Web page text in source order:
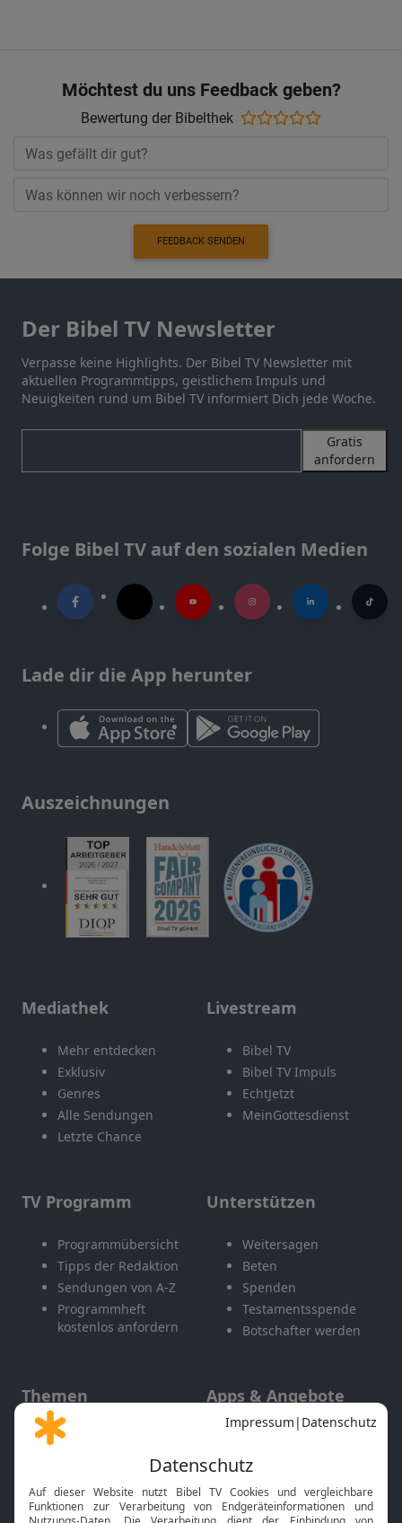
Möchtest du uns Feedback geben?
Bewertung der Bibelthek
FEEDBACK SENDEN
Der Bibel TV Newsletter
Verpasse keine Highlights. Der Bibel TV Newsletter mit
aktuellen Programmtipps, geistlichem Impuls und
Neuigkeiten rund um Bibel TV informiert Dich jede Woche.
Gratis
anfordern
Folge Bibel TV auf den sozialen Medien
Lade dir die App herunter
Auszeichnungen
Mediathek
Mehr entdecken
Exklusiv
Genres
Alle Sendungen
Letzte Chance
Livestream
Bibel TV
Bibel TV Impuls
EchtJetzt
MeinGottesdienst
TV Programm
Programmübersicht
Tipps der Redaktion
Sendungen von A-Z
Programmheft
kostenlos anfordern
Unterstützen
Weitersagen
Beten
Spenden
Testamentsspende
Botschafter werden
Themen
Gott und Bibel erklärt
Neuigkeiten
Apps & Angebote
Mobile App
Smart TV